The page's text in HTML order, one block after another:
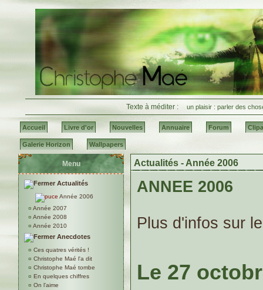
Texte à méditer : un plaisir : parler des
Accueil Livre d'or Nouvelles Annuaire Forum
Galerie Horizon Wallpapers
Menu
Actualités
Année 2006
¤ Année 2007
¤ Année 2008
¤ Année 2010
Anecdotes
¤ Ces quatres vérités !
¤ Christophe Maé l'a dit
¤ Christophe Maé tombe
¤ En quelques chiffres
¤ On l'aime
Actualités - Année 2006
ANNEE 2006
Plus d'infos sur
Le 27